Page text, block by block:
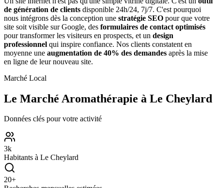
de génération de clients disponible 24h/24, 7j/7. C'est pourquoi
nous intégrons dès la conception une stratégie SEO pour que votre
site soit visible sur Google, des formulaires de contact optimisés
pour transformer les visiteurs en prospects, et un design
professionnel qui inspire confiance. Nos clients constatent en
moyenne une augmentation de 40% des demandes après la mise
en ligne de leur nouveau site.
Marché Local
Le Marché Aromathérapie à Le Cheylard
Données clés pour votre activité
3k
Habitants à Le Cheylard
20+